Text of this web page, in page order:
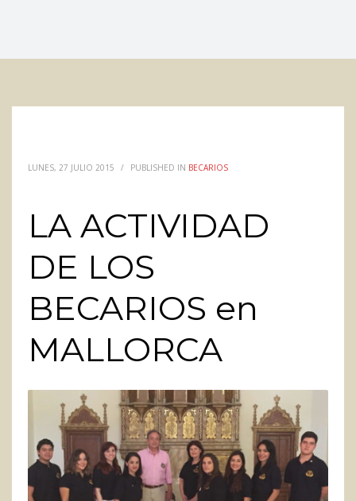
LUNES, 27 JULIO 2015 / PUBLISHED IN BECARIOS
LA ACTIVIDAD
DE LOS
BECARIOS en
MALLORCA